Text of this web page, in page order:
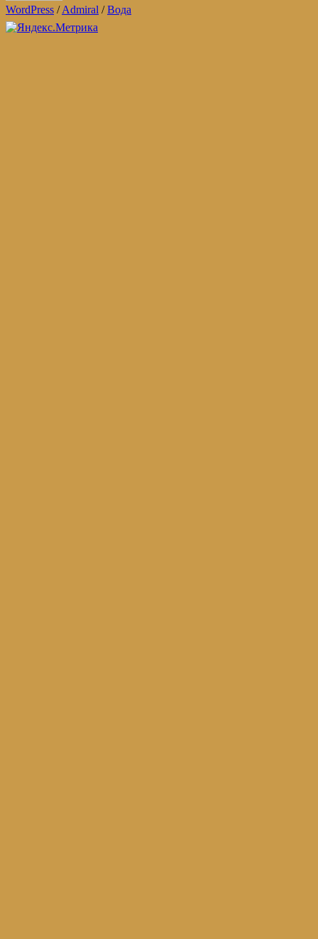
WordPress /Admiral /Вода